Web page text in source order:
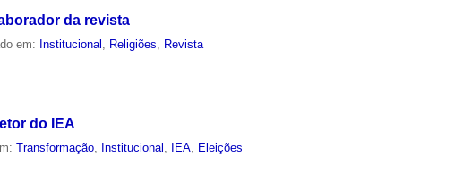
da revista
em: Institucional , Religiões, Revista
do IEA
Transformação Institucional IEA
Eleições